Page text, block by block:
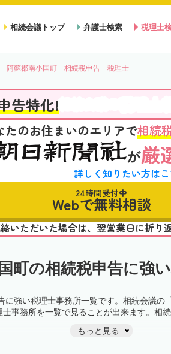
相続会議トップ 弁護士検索 税理士
阿蘇郡南小国町 相続税申告 税理士
告特化!
たのお住まいのエリアで相続
が厳
詳しく知りたい方は
24時間受付中
Webで無料相談
いただいた場合は、翌営業日に折り
町の相続税申告に強
に強い税理士事務所一覧です。相続会議の
事務所を一覧で見ることが出来ます。相
もっと見る